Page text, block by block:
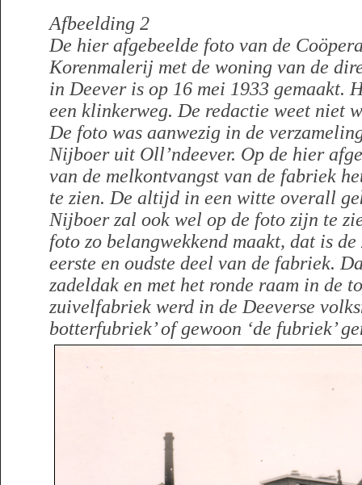
Afbeelding 2
De hier afgebeelde foto van de
Korenmalerij met de woning van de
in Deever is op 16 mei 1933 gemaakt.
een klinkerweg. De redactie weet niet
De foto was aanwezig in de
Nijboer uit Oll’ndeever. Op de hier
van de melkontvangst van de fabriek
te zien. De altijd in een witte overall
Nijboer zal ook wel op de foto zijn te
foto zo belangwekkend maakt, dat is
eerste en oudste deel van de fabriek.
zadeldak en met het ronde raam in de
zuivelfabriek werd in de Deeverse
botterfubriek’ of gewoon ‘de fubriek’